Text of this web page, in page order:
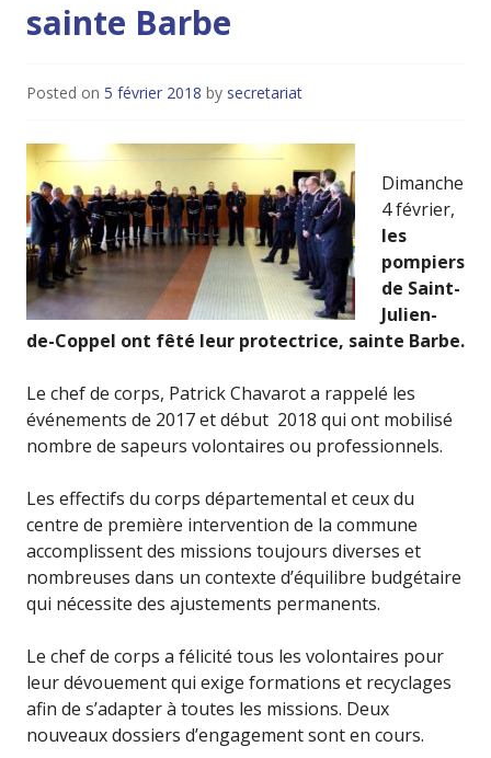
sainte Barbe
Posted on 5 février 2018 by secretariat
Dimanche
4 février,
les
pompiers
de Saint-
Julien-
de-Coppel ont fêté leur protectrice, sainte Barbe.
Le chef de corps, Patrick Chavarot a rappelé les
événements de 2017 et début 2018 qui ont mobilisé
nombre de sapeurs volontaires ou professionnels.
Les effectifs du corps départemental et ceux du
centre de première intervention de la commune
accomplissent des missions toujours diverses et
nombreuses dans un contexte d’équilibre budgétaire
qui nécessite des ajustements permanents.
Le chef de corps a félicité tous les volontaires pour
leur dévouement qui exige formations et recyclages
afin de s’adapter à toutes les missions. Deux
nouveaux dossiers d’engagement sont en cours.